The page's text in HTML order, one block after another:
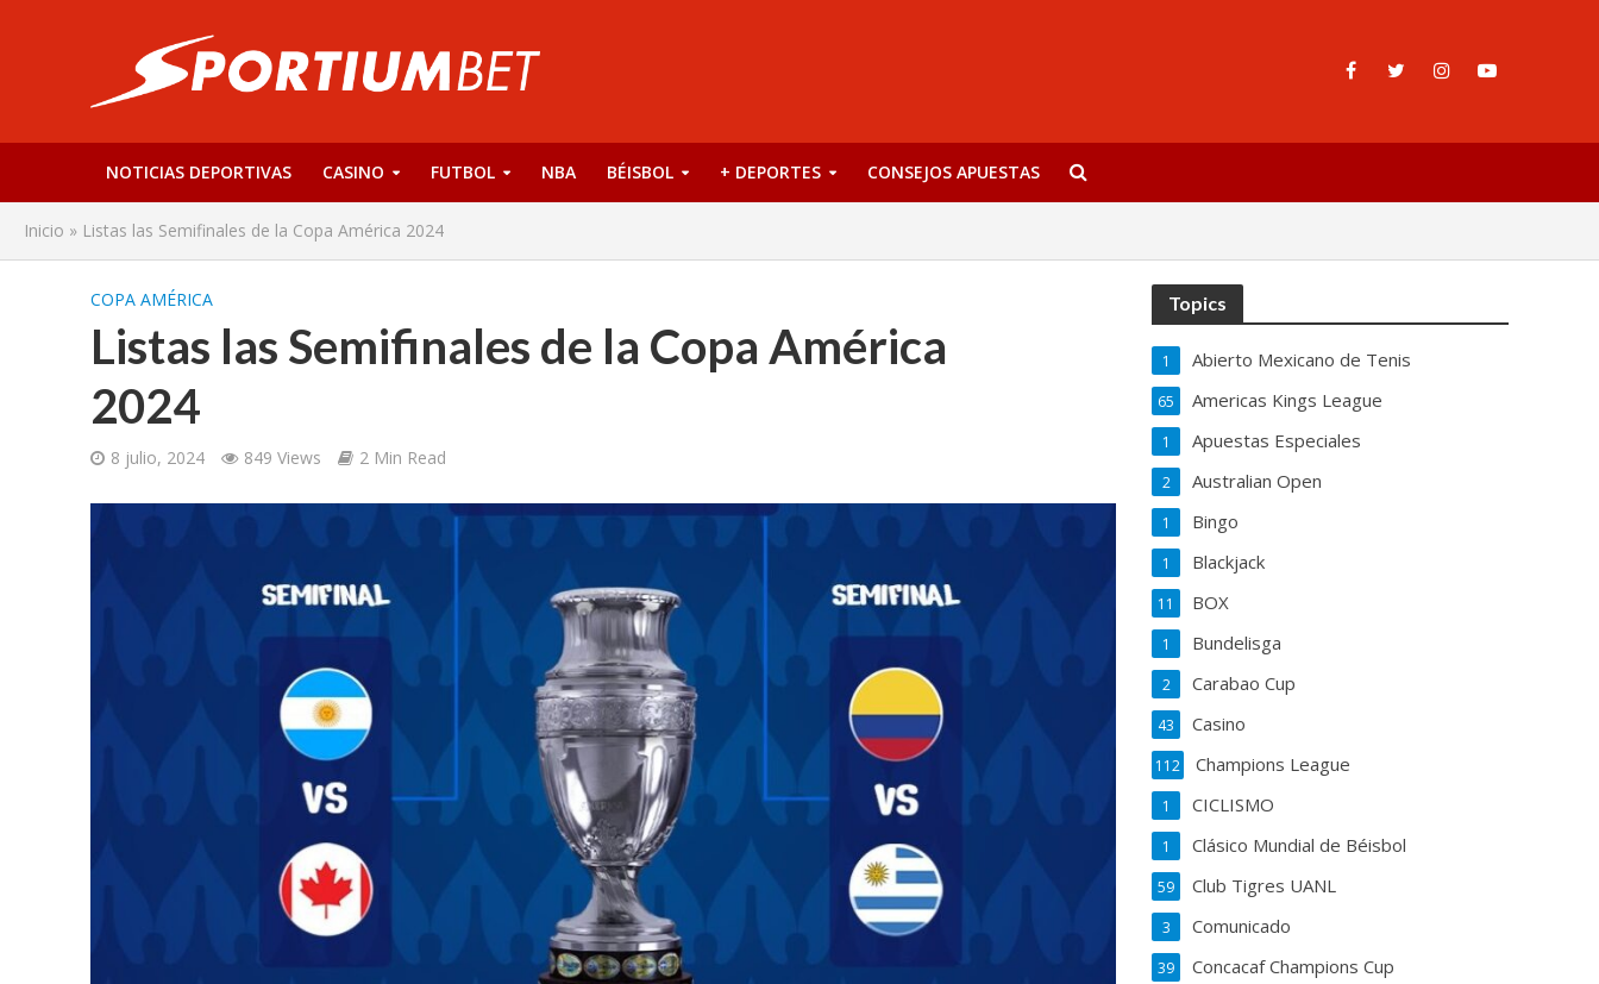
NOTICIAS DEPORTIVAS CASINO FUTBOL NBA BÉISBOL + DEPORTES CONSEJOS APUESTAS
Inicio » Listas las Semifinales de la Copa América 2024
COPA AMÉRICA
Listas las Semifinales de la Copa América
2024
8 julio, 2024 849 Views 2 Min Read
Topics
Abierto Mexicano de Tenis
1
Americas Kings League
65
Apuestas Especiales
1
Australian Open
2
Bingo
1
Blackjack
1
BOX
11
Bundelisga
1
Carabao Cup
2
Casino
43
Champions League
112
CICLISMO
1
Clásico Mundial de Béisbol
1
Club Tigres UANL
59
Comunicado
3
Concacaf Champions Cup
39